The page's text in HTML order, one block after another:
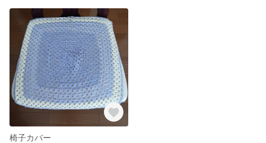
椅子カバー